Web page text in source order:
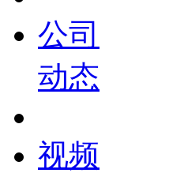
公司
动态
视频